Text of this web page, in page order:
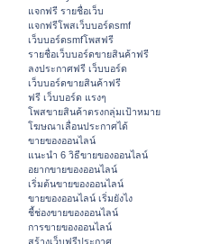
แจกฟรี รายชื่อเว็บ
แจกฟรีโพสเว็บบอร์ดsmf
เว็บบอร์ดsmfโพสฟรี
รายชื่อเว็บบอร์ดขายสินค้าฟรี
ลงประกาศฟรี เว็บบอร์ด
เว็บบอร์ดขายสินค้าฟรี
ฟรี เว็บบอร์ด แรงๆ
โพสขายสินค้าตรงกลุ่มเป้าหมาย
โฆษณาเลื่อนประกาศได้
ขายของออนไลน์
แนะนำ 6 วิธีขายของออนไลน์
อยากขายของออนไลน์
เริ่มต้นขายของออนไลน์
ขายของออนไลน์ เริ่มยังไง
ชี้ช่องขายของออนไลน์
การขายของออนไลน์
สร้างเว็บฟรีประกาศ